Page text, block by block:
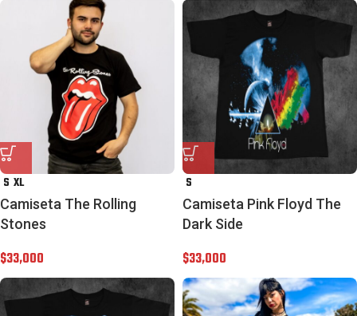
S XL
Camiseta The Rolling
Stones
$33,000
S
Camiseta Pink Floyd The
Dark Side
$33,000